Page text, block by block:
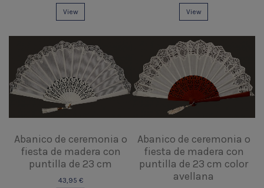
View View
Abanico de ceremonia o
fiesta de madera con
puntilla de 23 cm
43,95 €
Abanico de ceremonia o
fiesta de madera con
puntilla de 23 cm color
avellana